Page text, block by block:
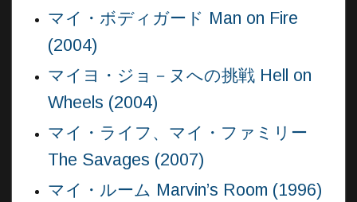
マイ・ボディガード Man on Fire
(2004)
マイヨ・ジョ－ヌへの挑戦 Hell on
Wheels (2004)
マイ・ライフ、マイ・ファミリー
The Savages (2007)
マイ・ルーム Marvin’s Room (1996)